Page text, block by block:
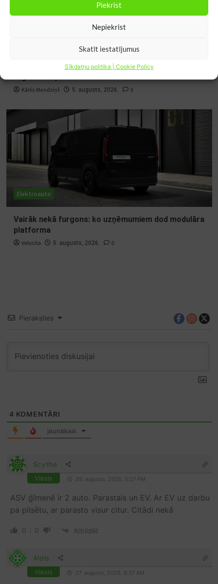
Piekrist
Nepiekrist
Skatīt iestatījumus
Sīkdatņu politika | Cookie Policy
Tikai 0,5% amerikāņu elektroauto īpašnieku
Kārlis Mendziņš 5. augusts, 2026. 0
Elektroauto
Vairāk nekā furgons: ko uzņēmumiem dod modulāra
platforma
Velocita 5. augusts, 2026. 0
Pieraksties
4 KOMENTĀRI
jaunākais
Scythe
Viesis 29. augusts, 2025. 5:27 PM
ASV ģīmenē ir 2 auto. Parastais un EV. Ar EV uz darbu
pa pilsētu, ar parasto visur citur. Citādi nekā
0 0 Atbildēt
Aldis
Viesis 27. augusts, 2025. 9:37 AM